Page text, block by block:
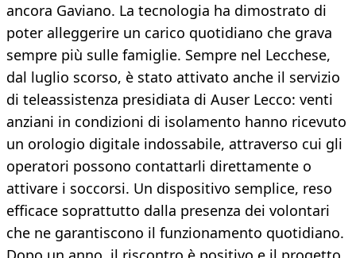
ancora Gaviano. La tecnologia ha dimostrato di
poter alleggerire un carico quotidiano che grava
sempre più sulle famiglie. Sempre nel Lecchese,
dal luglio scorso, è stato attivato anche il servizio
di teleassistenza presidiata di Auser Lecco: venti
anziani in condizioni di isolamento hanno ricevuto
un orologio digitale indossabile, attraverso cui gli
operatori possono contattarli direttamente o
attivare i soccorsi. Un dispositivo semplice, reso
efficace soprattutto dalla presenza dei volontari
che ne garantiscono il funzionamento quotidiano.